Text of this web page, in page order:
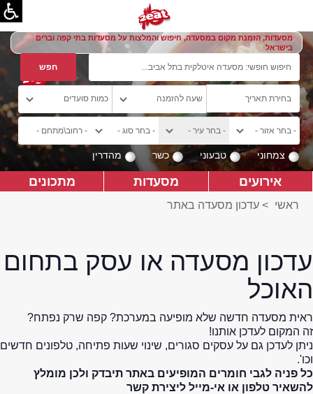
מסעדות, הזמנת מקום במסעדה, חיפוש והמלצות על מסעדות בתי קפה וברים
בישראל
צמחוני טבעוני כשר מהדרין
אירועים מסעדות מתכונים
ראשי > עדכון מסעדה באתר
עדכון מסעדה או עסק בתחום
האוכל
ראית מסעדה חדשה שלא מופיעה במערכת? קפה שרק נפתח?
זה המקום לעדכן אותנו!
ניתן לעדכן גם על עסקים סגורים, שינוי שעות פתיחה, טלפונים חדשים
וכו'.
כל פניה לגבי חומרים המופיעים באתר תיבדק ולכן מומלץ
להשאיר טלפון או אי-מייל ליצירת קשר